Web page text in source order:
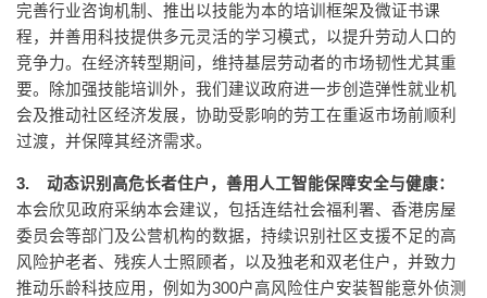
完善行业咨询机制、推出以技能为本的培训框架及微证书课
程，并善用科技提供多元灵活的学习模式，以提升劳动人口的
竞争力。在经济转型期间，维持基层劳动者的市场韧性尤其重
要。除加强技能培训外，我们建议政府进一步创造弹性就业机
会及推动社区经济发展，协助受影响的劳工在重返市场前顺利
过渡，并保障其经济需求。
3. 动态识别高危长者住户，善用人工智能保障安全与健康：
本会欣见政府采纳本会建议，包括连结社会福利署、香港房屋
委员会等部门及公营机构的数据，持续识别社区支援不足的高
风险护老者、残疾人士照顾者，以及独老和双老住户，并致力
推动乐龄科技应用，例如为300户高风险住户安装智能意外侦测